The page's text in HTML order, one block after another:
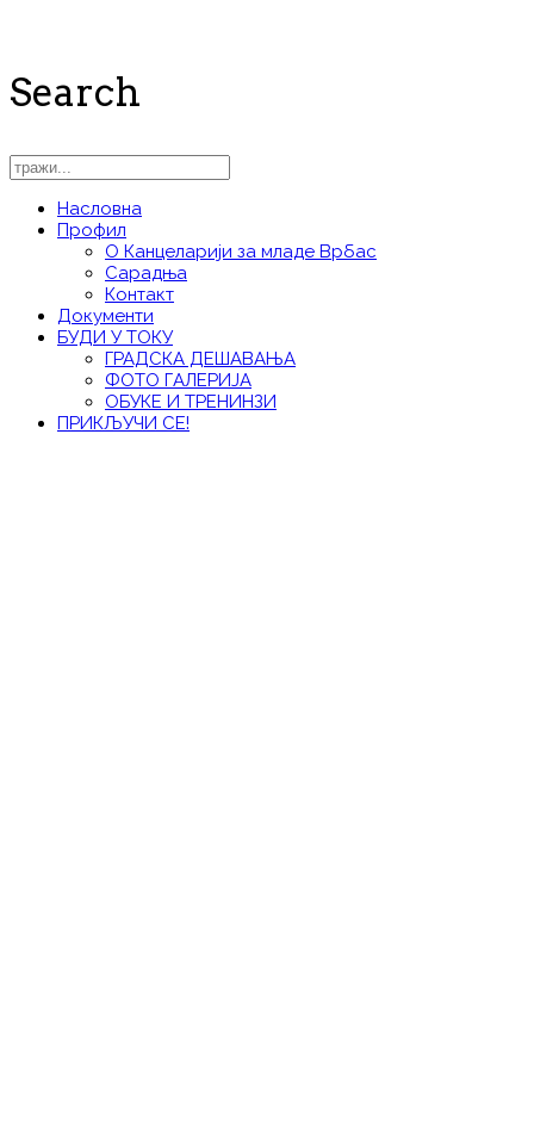
Search
Насловна
Профил
О Канцеларији за младе Врбас
Сарадња
Контакт
Документи
БУДИ У ТОКУ
ГРАДСКА ДЕШАВАЊА
ФОТО ГАЛЕРИЈА
ОБУКЕ И ТРЕНИНЗИ
ПРИКЉУЧИ СЕ!